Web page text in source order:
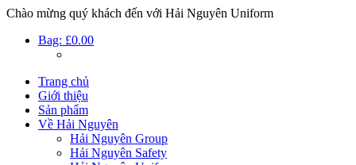
Chào mừng quý khách đến với Hải Nguyên Uniform
Bag: £0.00
Trang chủ
Giới thiệu
Sản phẩm
Về Hải Nguyên
Hải Nguyên Group
Hải Nguyên Safety